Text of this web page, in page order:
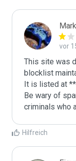
vor
This site was
blocklist
It is listed at
Be wary of
criminals who
Hilfreich